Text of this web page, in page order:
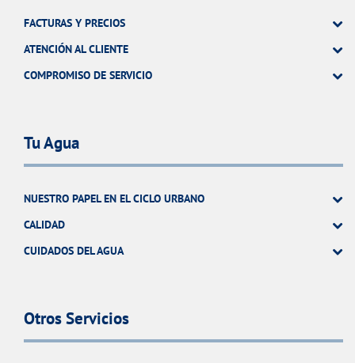
FACTURAS Y PRECIOS
ATENCIÓN AL CLIENTE
COMPROMISO DE SERVICIO
Tu Agua
NUESTRO PAPEL EN EL CICLO URBANO
CALIDAD
CUIDADOS DEL AGUA
Otros Servicios